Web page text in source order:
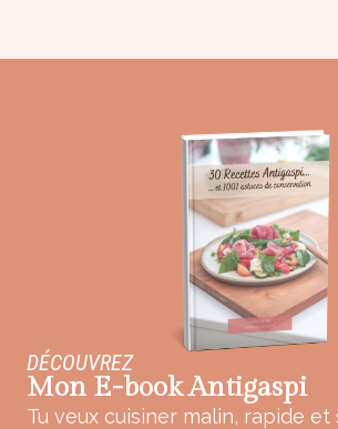
DÉCOUVREZ
Mon E-book Antigaspi
Tu veux cuisiner malin, rapide